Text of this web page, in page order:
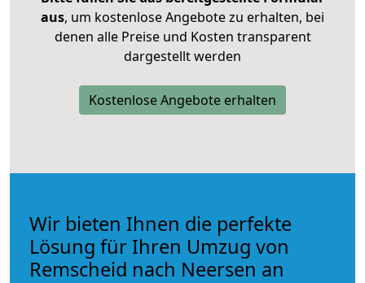
aus, um kostenlose Angebote zu erhalten, bei
denen alle Preise und Kosten transparent
dargestellt werden
Kostenlose Angebote erhalten
Wir bieten Ihnen die perfekte
Lösung für Ihren Umzug von
Remscheid nach Neersen an